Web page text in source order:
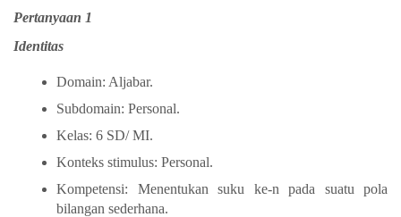
Pertanyaan 1
Identitas
Domain: Aljabar.
Subdomain: Personal.
Kelas: 6 SD/ MI.
Konteks stimulus: Personal.
Kompetensi: Menentukan suku ke-n pada suatu pola
bilangan sederhana.